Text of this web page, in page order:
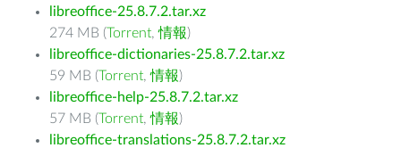
libreoffice-25.8.7.2.tar.xz
274 MB (Torrent,情報)
libreoffice-dictionaries-25.8.7.2.tar.xz
59 MB (Torrent,情報)
libreoffice-help-25.8.7.2.tar.xz
57 MB (Torrent,情報)
libreoffice-translations-25.8.7.2.tar.xz